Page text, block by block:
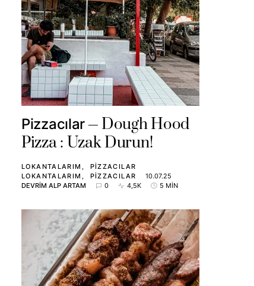
Pizzacılar
Dough Hood
Pizza : Uzak Durun!
LOKANTALARIM
PIZZACILAR
LOKANTALARIM
PIZZACILAR
10.07.25
DEVRIM ALP ARTAM
0 4,5K 5 MIN